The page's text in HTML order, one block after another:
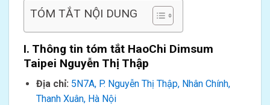
TÓM TẮT NỘI DUNG
I. Thông tin tóm tắt HaoChi Dimsum
Taipei Nguyễn Thị Thập
Địa chỉ: 5N7A, P. Nguyễn Thị Thập, Nhân Chính,
Thanh Xuân, Hà Nội